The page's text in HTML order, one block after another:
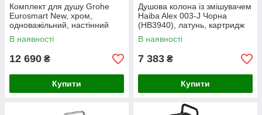
Комплект для душу Grohe
Eurosmart New, хром,
одноважільний, настінний
монтаж, латунь, Німеччина
(123576)
В наявності
12 690 ₴
Купити
Душова колона із змішувачем
Haiba Alex 003-J Чорна
(HB3940), латунь, картридж
35 мм, шланг 150 см, ручна і
стельова лійка, максима
В наявності
7 383 ₴
Купити